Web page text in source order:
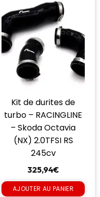
Kit de durites de
turbo – RACINGLINE
– Skoda Octavia
(NX) 2.0TFSI RS
245cv
325,94€
AJOUTER AU PANIER